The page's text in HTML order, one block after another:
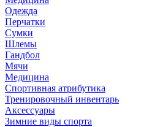
Одежда
Перчатки
Сумки
Шлемы
Гандбол
Мячи
Медицина
Спортивная атрибутика
Тренировочный инвентарь
Аксессуары
Зимние виды спорта